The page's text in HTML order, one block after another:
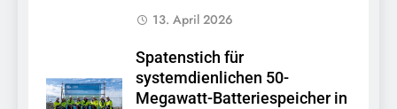
13. April 2026
Spatenstich für
systemdienlichen 50-
Megawatt-Batteriespeicher in